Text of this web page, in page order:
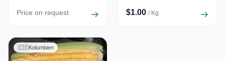
Price on request $1.00 / Kg
🇨🇴Kolumbien